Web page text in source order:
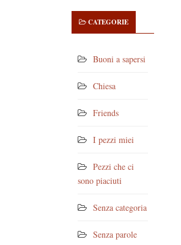
CATEGORIE
Buoni a sapersi
Chiesa
Friends
I pezzi miei
Pezzi che ci
sono piaciuti
Senza categoria
Senza parole